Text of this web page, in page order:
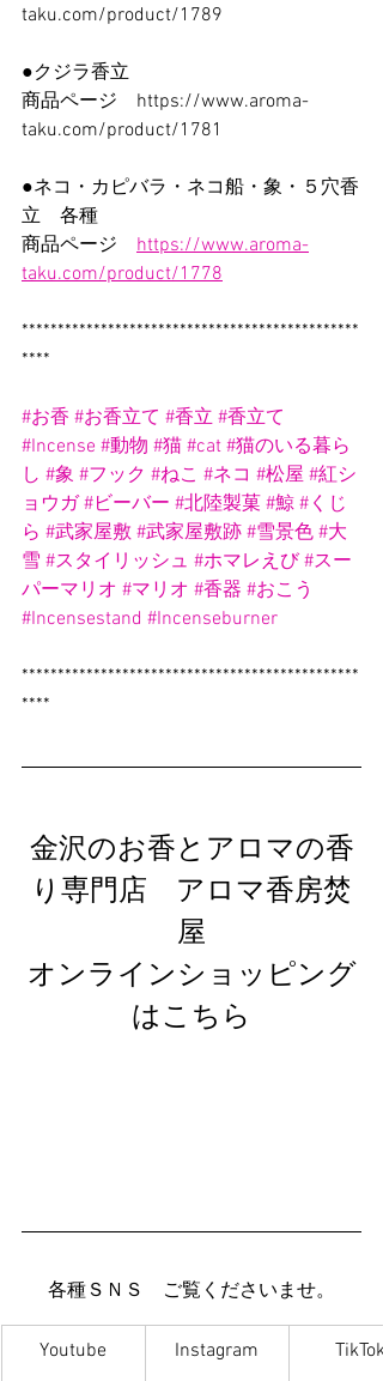
taku.com/product/1789
●クジラ香立
商品ページ　https://www.aroma-
taku.com/product/1781
●ネコ・カピバラ・ネコ船・象・５穴香
立　各種
商品ページ https://www.aroma-
taku.com/product/1778
***********************************************
****
#お香 #お香立て #香立 #香立て
#Incense #動物 #猫 #cat #猫のいる暮ら
し #象 #フック #ねこ #ネコ #松屋 #紅シ
ョウガ #ビーバー #北陸製菓 #鯨 #くじ
ら #武家屋敷 #武家屋敷跡 #雪景色 #大
雪 #スタイリッシュ #ホマレえび #スー
パーマリオ #マリオ #香器 #おこう
#Incensestand #Incenseburner
***********************************************
****
金沢のお香とアロマの香
り専門店　アロマ香房焚
屋
オンラインショッピング
はこちら
各種ＳＮＳ　ご覧くださいませ。
Youtube Instagram TikTok